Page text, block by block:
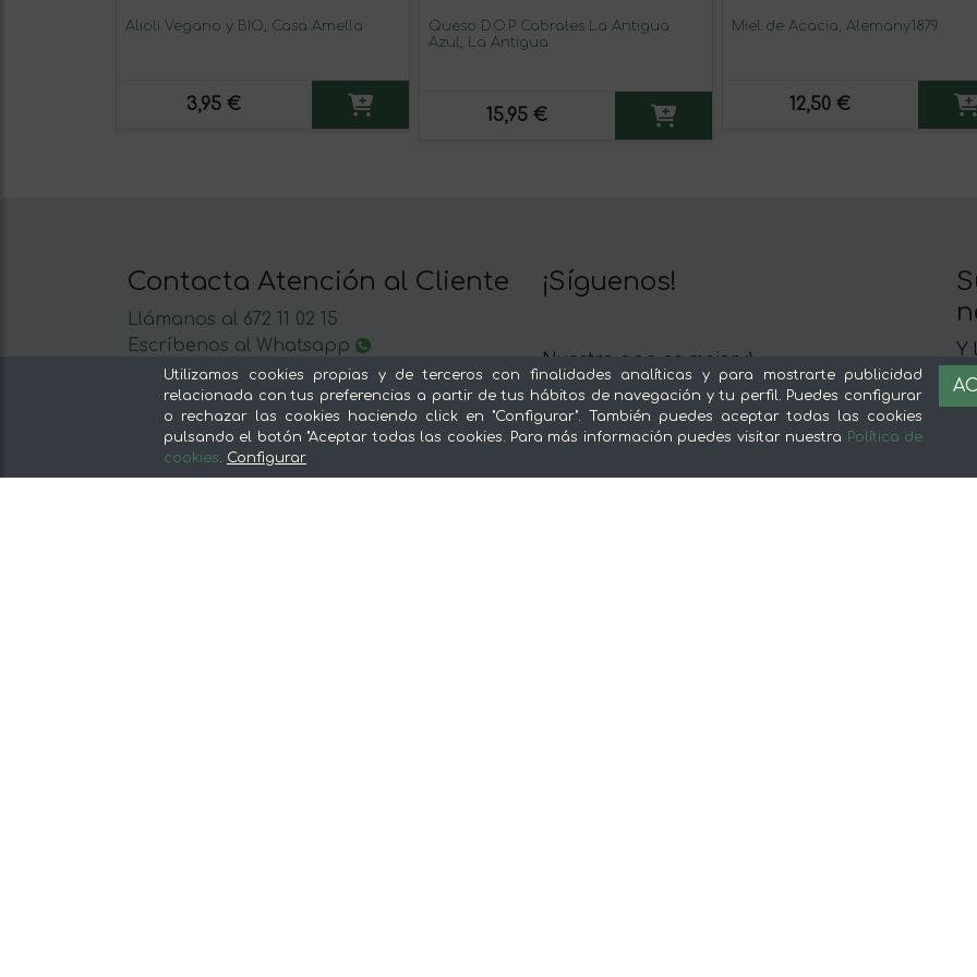
Alioli Vegano y BIO, Casa Amella
3,95 €
Queso D.O.P Cabrales La Antigua
Azul, La Antigua
15,95 €
Miel de Acacia, Alemany1879
12,50 €
Contacta Atención al Cliente
Llámanos al 672 11 02 15
Escríbenos al Whatsapp
Escríbenos
De lunes a viernes de 8:30 a 14:00
¡Síguenos!
Nuestra app es mejor :)
Y
Utilizamos cookies propias y de terceros con finalidades analíticas y para mostrarte publicidad
relacionada con tus preferencias a partir de tus hábitos de navegación y tu perfil. Puedes configurar
o rechazar las cookies haciendo click en "Configurar". También puedes aceptar todas las cookies
pulsando el botón "Aceptar todas las cookies. Para más información puedes visitar nuestra Política de
cookies. Configurar